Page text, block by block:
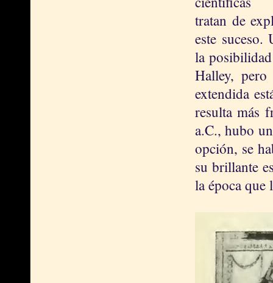
tratan de
este suceso.
la
Halley,
extendida
resulta más
a.C., hubo
opción, se
su brillante
la época